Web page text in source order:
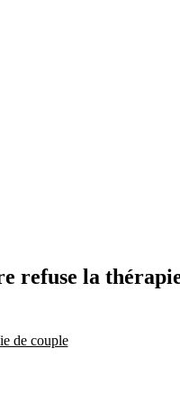
refuse la
de couple